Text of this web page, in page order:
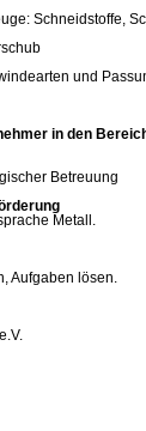
Schneidstoffe,
und
in den
Betreuung
Metall.
Aufgaben lösen.